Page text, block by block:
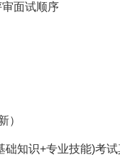
面试顺序
）
础知识+专业技能)考